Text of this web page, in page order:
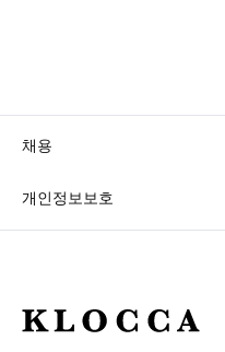
채용
개인정보보호
K